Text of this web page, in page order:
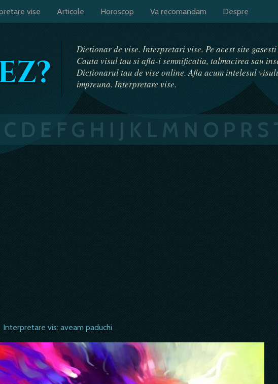
vise Articole Horoscop Va recomandam Despre
Dictionar de vise. Interpretari vise. Pe acest site
Cauta visul tau si afla-i semnificatia, talmacirea sau
Dictionarul tau de vise online. Afla acum intelesul
impreuna. Interpretare vise.
C D E F G H I J K L M N O P R S
Interpretare vis: aveam paduchi